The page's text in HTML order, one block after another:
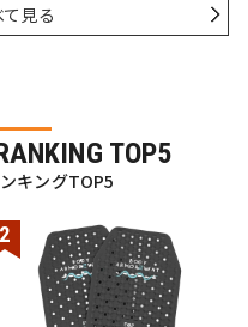
見る
TOP5
キングTOP5